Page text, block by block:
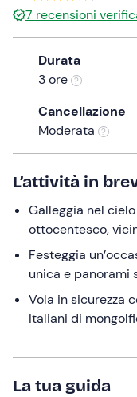
the
question
mark
keyboard
shortcuts
for
changing
dates.
7 recensioni
Durata
3 ore
Cancellazione
Moderata
L’attività in
Galleggia nel
ottocentesco,
Festeggia
unica e panorami
Vola in sicurezza
Italiani di
La tua guida